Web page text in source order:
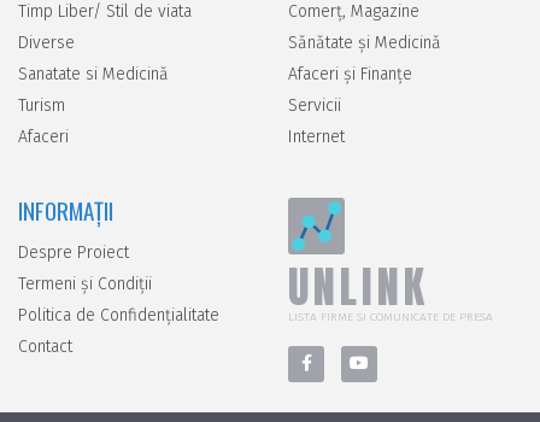
Timp Liber/ Stil de viata
Diverse
Sanatate si Medicină
Turism
Afaceri
Comerţ, Magazine
Sănătate şi Medicină
Afaceri şi Finanţe
Servicii
Internet
INFORMAȚII
Despre Proiect
Termeni și Condiții
Politica de Confidențialitate
Contact
UNLINK
LISTA FIRME SI COMUNICATE DE PRESA